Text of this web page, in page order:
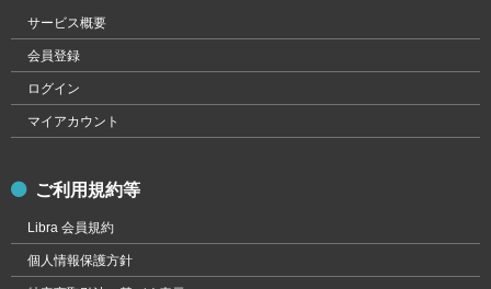
サービス概要
会員登録
ログイン
マイアカウント
ご利用規約等
Libra 会員規約
個人情報保護方針